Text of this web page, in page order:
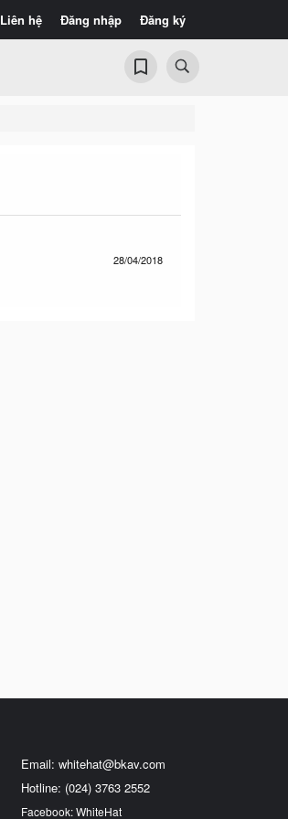
Liên hệ Đăng nhập Đăng ký
28/04/2018
Email: whitehat@bkav.com
Hotline: (024) 3763 2552
Facebook: WhiteHat